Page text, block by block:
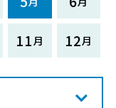
11 12